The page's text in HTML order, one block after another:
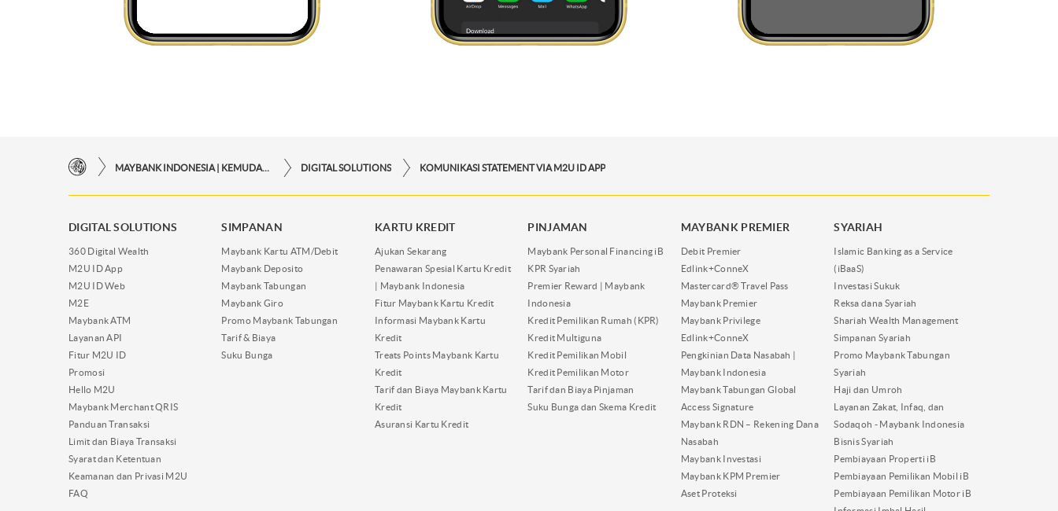
DIGITAL SOLUTIONS KOMUNIKASI STATEMENT VIA M2U ID APP
DIGITAL SOLUTIONS
360 Digital Wealth
M2U ID App
M2U ID Web
M2E
Maybank ATM
Layanan API
Fitur M2U ID
Promosi
Hello M2U
Maybank Merchant QRIS
Panduan Transaksi
Limit dan Biaya Transaksi
Syarat dan Ketentuan
Keamanan dan Privasi M2U
FAQ
SIMPANAN
Maybank Kartu ATM/Debit
Maybank Deposito
Maybank Tabungan
Maybank Giro
Promo Maybank Tabungan
Tarif & Biaya
Suku Bunga
KARTU KREDIT
Ajukan Sekarang
Penawaran Spesial Kartu Kredit
| Maybank Indonesia
Fitur Maybank Kartu Kredit
Informasi Maybank Kartu
Kredit
Treats Points Maybank Kartu
Kredit
Tarif dan Biaya Maybank Kartu
Kredit
Asuransi Kartu Kredit
PINJAMAN
Maybank Personal Financing iB
KPR Syariah
Premier Reward | Maybank
Indonesia
Kredit Pemilikan Rumah (KPR)
Kredit Multiguna
Kredit Pemilikan Mobil
Kredit Pemilikan Motor
Tarif dan Biaya Pinjaman
Suku Bunga dan Skema Kredit
MAYBANK PREMIER
Debit Premier
Edlink+ConneX
Mastercard® Travel Pass
Maybank Premier
Maybank Privilege
Edlink+ConneX
Pengkinian Data Nasabah |
Maybank Indonesia
Maybank Tabungan Global
Access Signature
Maybank RDN – Rekening Dana
Nasabah
Maybank Investasi
Maybank KPM Premier
Aset Proteksi
SYARIAH
Islamic Banking as a Service
(iBaaS)
Investasi Sukuk
Reksa dana Syariah
Shariah Wealth Management
Simpanan Syariah
Promo Maybank Tabungan
Syariah
Haji dan Umroh
Layanan Zakat, Infaq, dan
Sodaqoh - Maybank Indonesia
Bisnis Syariah
Pembiayaan Properti iB
Pembiayaan Pemilikan Mobil iB
Pembiayaan Pemilikan Motor iB